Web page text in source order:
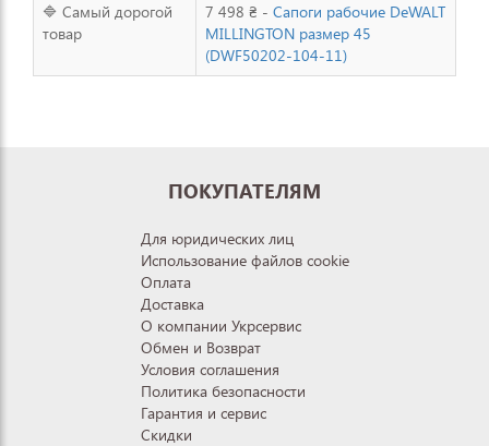
🔷 Самый дорогой
товар
7 498 ₴ - Сапоги рабочие DeWALT
MILLINGTON размер 45
(DWF50202-104-11)
ПОКУПАТЕЛЯМ
Для юридических лиц
Использование файлов cookie
Оплата
Доставка
О компании Укрсервис
Обмен и Возврат
Условия соглашения
Политика безопасности
Гарантия и сервис
Скидки